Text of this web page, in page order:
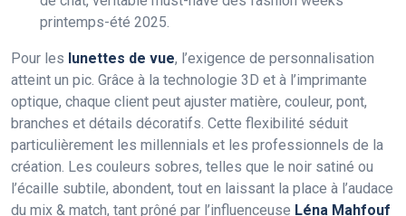
printemps-été 2025.
Pour les lunettes de vue, l’exigence de personnalisation
atteint un pic. Grâce à la technologie 3D et à l’imprimante
optique, chaque client peut ajuster matière, couleur, pont,
branches et détails décoratifs. Cette flexibilité séduit
particulièrement les millennials et les professionnels de la
création. Les couleurs sobres, telles que le noir satiné ou
l’écaille subtile, abondent, tout en laissant la place à l’audace
du mix & match, tant prôné par l’influenceuse Léna Mahfouf